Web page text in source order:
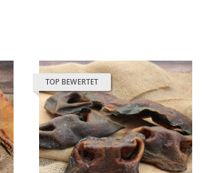
TOP BEWERTET